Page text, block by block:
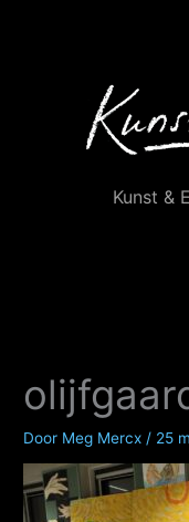
Kunst &
Door Meg Mercx / 25